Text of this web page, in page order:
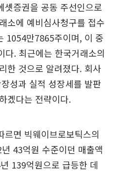
셋증권을 공동 주선인으로
소에 예비심사청구를 접수
1054만7865주이며, 이 중
다. 최근에는 한국거래소의
한 것으로 알려졌다. 회사
성과 실적 성장세를 발판
겠다는 전략이다.
면 빅웨이브로보틱스의
43억원 수준이던 매출액
139억원으로 급등한 데